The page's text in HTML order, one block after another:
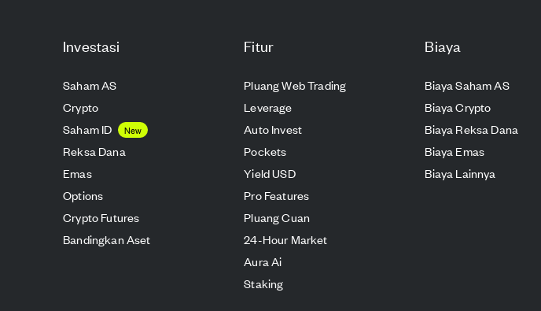
Investasi
Saham AS
Crypto
Saham ID
New
Reksa Dana
Emas
Options
Crypto Futures
Bandingkan Aset
Fitur
Pluang Web Trading
Leverage
Auto Invest
Pockets
Yield USD
Pro Features
Pluang Cuan
24-Hour Market
Aura Ai
Staking
Biaya
Biaya Saham AS
Biaya Crypto
Biaya Reksa Dana
Biaya Emas
Biaya Lainnya